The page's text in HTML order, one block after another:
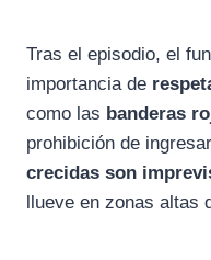
Tras el episodio, el
importancia de
como las banderas
prohibición de
crecidas son
llueve en zonas altas